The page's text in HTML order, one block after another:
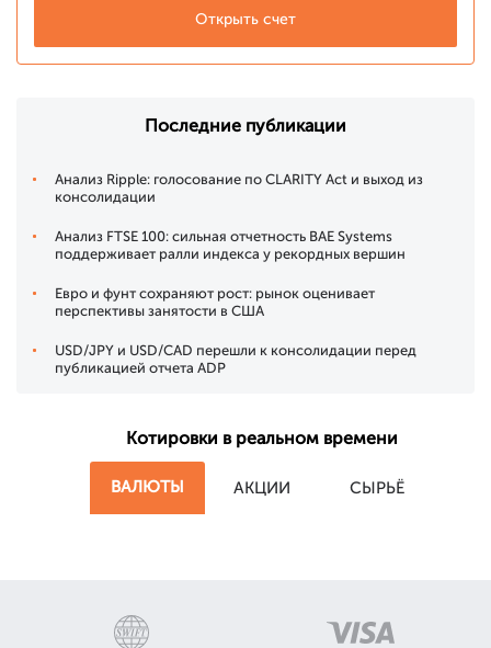
Открыть счет
Последние публикации
Анализ Ripple: голосование по CLARITY Act и выход из
консолидации
Анализ FTSE 100: сильная отчетность BAE Systems
поддерживает ралли индекса у рекордных вершин
Евро и фунт сохраняют рост: рынок оценивает
перспективы занятости в США
USD/JPY и USD/CAD перешли к консолидации перед
публикацией отчета ADP
Котировки в реальном времени
ВАЛЮТЫ АКЦИИ СЫРЬЁ